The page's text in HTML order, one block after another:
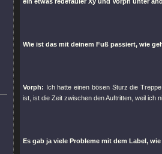
Wie ist das mit deinem Fuß passiert, wie
Vorph: Ich hatte einen bösen Sturz die
ist, ist die Zeit zwischen den Auftritten, weil ich
Es gab ja viele Probleme mit dem Label,